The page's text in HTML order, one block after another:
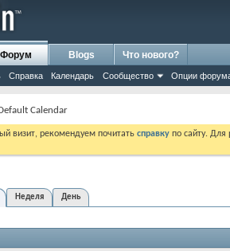
Форум
Справка Календарь Сообщество Опции
Blogs Что нового?
Calendar
визит, рекомендуем почитать справку по сайту.
Неделя День